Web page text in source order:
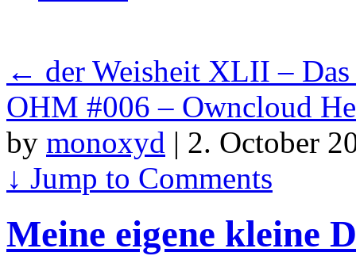
← der Weisheit XLII –
OHM #006 – Owncloud
by monoxyd | 2. October
↓ Jump to Comments
Meine eigene kleine